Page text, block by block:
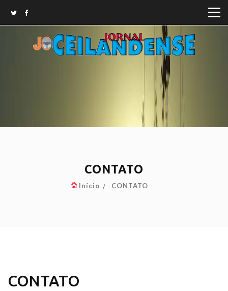
CONTATO
Início CONTATO
CONTATO